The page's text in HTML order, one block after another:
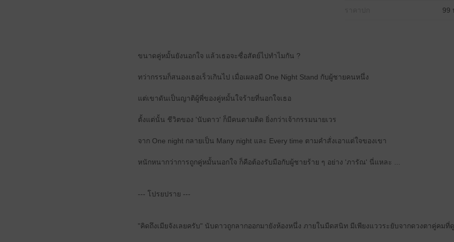
99
ขนาดคู่หมั้นยังนอกใจ แล้วเธอจะซื่อสัตย์ไปทำไมกัน ?
ทว่ากรรมก็สนองเธอเร็วเกินไป เมื่อเผลอมี One Night Stand กับผู้ชายคนหนึ่ง
แต่เขาดันเป็นญาติผู้พี่ของคู่หมั้นใจร้ายที่นอกใจเธอ
ตั้งแต่นั้น ชีวิตของ 'นับดาว' ก็มีคนตามติด ยิ่งกว่าเจ้ากรรมนายเวร
จาก One night กลายเป็น Many night และ Every time ตามคำสั่งเอาแต่ใจของเขา
หนักหนากว่าการถูกคู่หมั้นนอกใจ ก็คือต้องรับมือกับผู้ชายร้าย ๆ อย่าง 'ภารัณ' นี่แหละ ...
--- โปรยปราย ---
"คิดถึงเมียจังเลยครับ" นับดาวถูกลากออกมายังห้องหนึ่ง ภายในมืดสนิท มีเพียงแววระยับจากดวงตาคู่คมที่